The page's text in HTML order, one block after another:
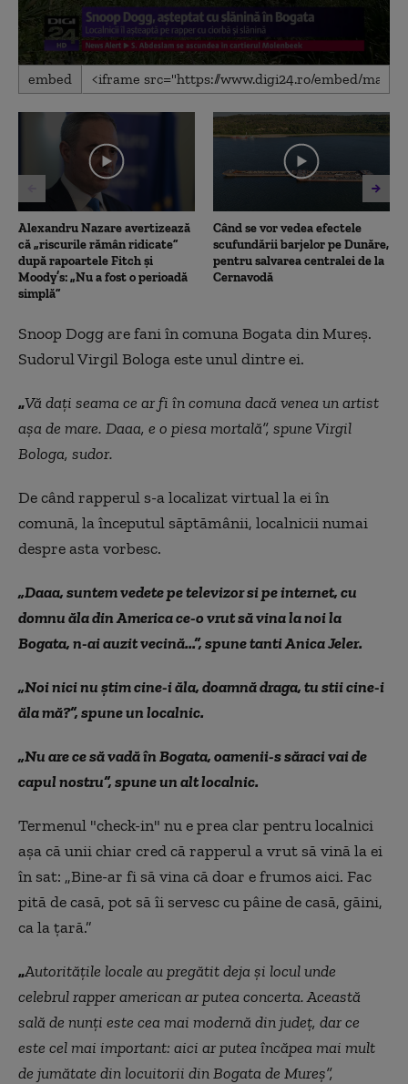
0
seconds
2
minutes,
seconds
embed
Alexandru Nazare avertizează
că „riscurile rămân ridicate”
după rapoartele Fitch și
Moody’s: „Nu a fost o perioadă
simplă”
Când se vor vedea efectele
scufundării barjelor pe Dunăre,
pentru salvarea centralei de la
Cernavodă
Snoop Dogg are fani în comuna Bogata din Mureş.
Sudorul Virgil Bologa este unul dintre ei.
„Vă dați seama ce ar fi în comuna dacă venea un artist
așa de mare. Daaa, e o piesa mortală”, spune Virgil
Bologa, sudor.
De când rapperul s-a localizat virtual la ei în
comună, la începutul săptămânii, localnicii numai
despre asta vorbesc.
„Daaa, suntem vedete pe televizor si pe internet, cu
domnu ăla din America ce-o vrut să vina la noi la
Bogata, n-ai auzit vecină...”, spune tanti Anica Jeler.
„Noi nici nu știm cine-i ăla, doamnă draga, tu stii cine-i
ăla mă?”, spune un localnic.
„Nu are ce să vadă în Bogata, oamenii-s săraci vai de
capul nostru”, spune un alt localnic.
Termenul "check-in" nu e prea clar pentru localnici
aşa că unii chiar cred că rapperul a vrut să vină la ei
în sat: „Bine-ar fi să vina că doar e frumos aici. Fac
pită de casă, pot să îi servesc cu pâine de casă, găini,
ca la țară.”
„Autoritățile locale au pregătit deja și locul unde
celebrul rapper american ar putea concerta. Această
sală de nunți este cea mai modernă din județ, dar ce
este cel mai important: aici ar putea încăpea mai mult
de jumătate din locuitorii din Bogata de Mureș”,